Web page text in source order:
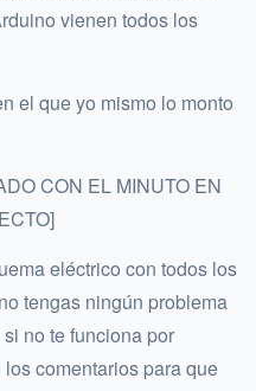
vienen todos los
el que yo mismo lo monto
CON EL MINUTO EN
eléctrico con todos los
tengas ningún problema
no te funciona por
comentarios para que